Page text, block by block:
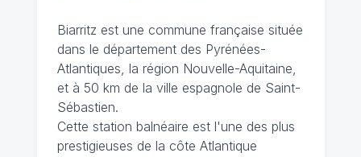
Biarritz est une commune française située
dans le département des Pyrénées-
Atlantiques, la région Nouvelle-Aquitaine,
et à 50 km de la ville espagnole de Saint-
Sébastien.
Cette station balnéaire est l'une des plus
prestigieuses de la côte Atlantique